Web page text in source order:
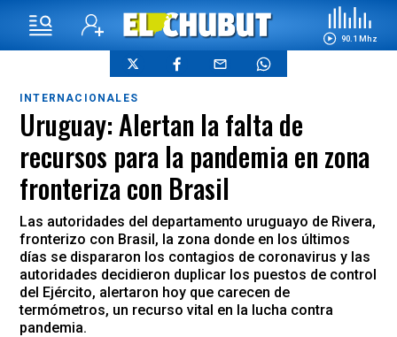
90.1 Mhz
INTERNACIONALES
Uruguay: Alertan la falta de
recursos para la pandemia en zona
fronteriza con Brasil
Las autoridades del departamento uruguayo de Rivera,
fronterizo con Brasil, la zona donde en los últimos
días se dispararon los contagios de coronavirus y las
autoridades decidieron duplicar los puestos de control
del Ejército, alertaron hoy que carecen de
termómetros, un recurso vital en la lucha contra
pandemia.